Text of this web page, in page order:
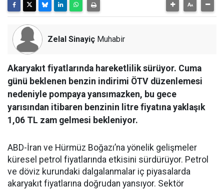
Zelal Sinayiç Muhabir
Akaryakıt fiyatlarında hareketlilik sürüyor. Cuma
günü beklenen benzin indirimi ÖTV düzenlemesi
nedeniyle pompaya yansımazken, bu gece
yarısından itibaren benzinin litre fiyatına yaklaşık
1,06 TL zam gelmesi bekleniyor.
ABD-İran ve Hürmüz Boğazı’na yönelik gelişmeler
küresel petrol fiyatlarında etkisini sürdürüyor. Petrol
ve döviz kurundaki dalgalanmalar iç piyasalarda
akaryakıt fiyatlarına doğrudan yansıyor. Sektör